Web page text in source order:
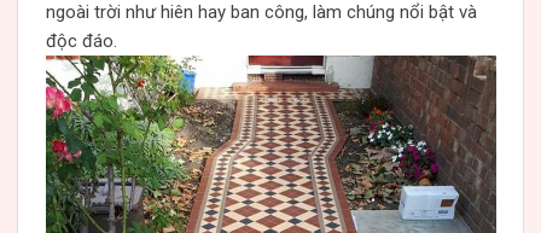
ngoài trời như hiên hay ban công, làm chúng nổi bật và
độc đáo.